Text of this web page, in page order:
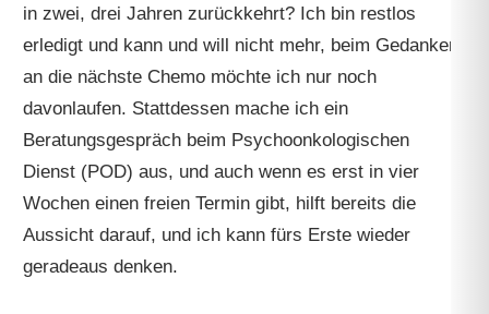
in zwei, drei Jahren zurückkehrt? Ich bin restlos
erledigt und kann und will nicht mehr, beim Gedanken
an die nächste Chemo möchte ich nur noch
davonlaufen. Stattdessen mache ich ein
Beratungsgespräch beim Psychoonkologischen
Dienst (POD) aus, und auch wenn es erst in vier
Wochen einen freien Termin gibt, hilft bereits die
Aussicht darauf, und ich kann fürs Erste wieder
geradeaus denken.